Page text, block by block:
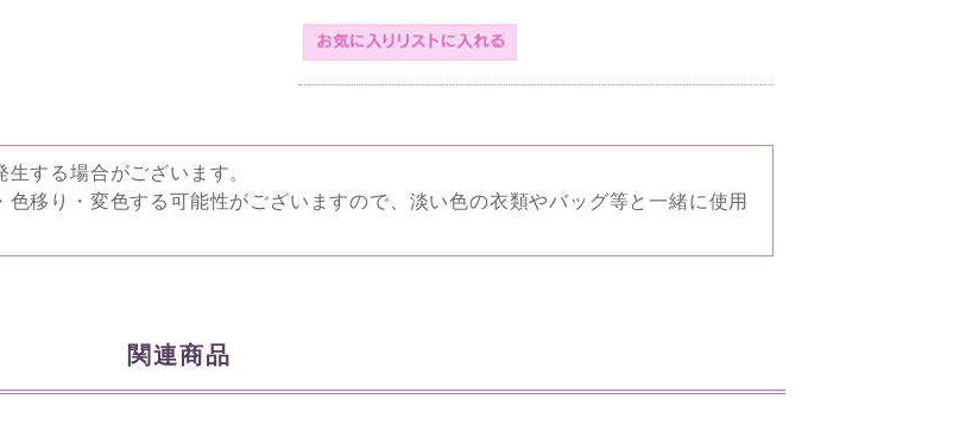
する場合がございます。
移り・変色する可能性がございますので、淡い色の衣類やバッグ等と一緒に使用
関連商品